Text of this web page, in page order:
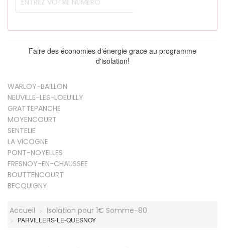
Faire des économies d'énergie grace au programme
d'isolation!
WARLOY-BAILLON
NEUVILLE-LES-LOEUILLY
GRATTEPANCHE
MOYENCOURT
SENTELIE
LA VICOGNE
PONT-NOYELLES
FRESNOY-EN-CHAUSSEE
BOUTTENCOURT
BECQUIGNY
Accueil Isolation pour 1€ Somme-80
PARVILLERS-LE-QUESNOY